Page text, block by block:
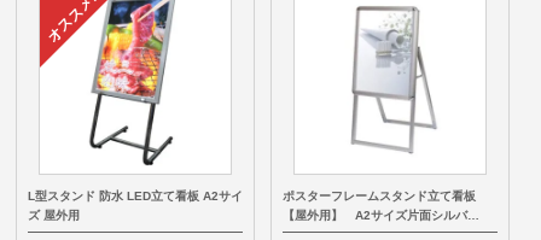
L型スタンド 防水 LED立て看板 A2サイ
ズ 屋外用
ポスターフレームスタンド立て看板
【屋外用】 A2サイズ片面シルバ…